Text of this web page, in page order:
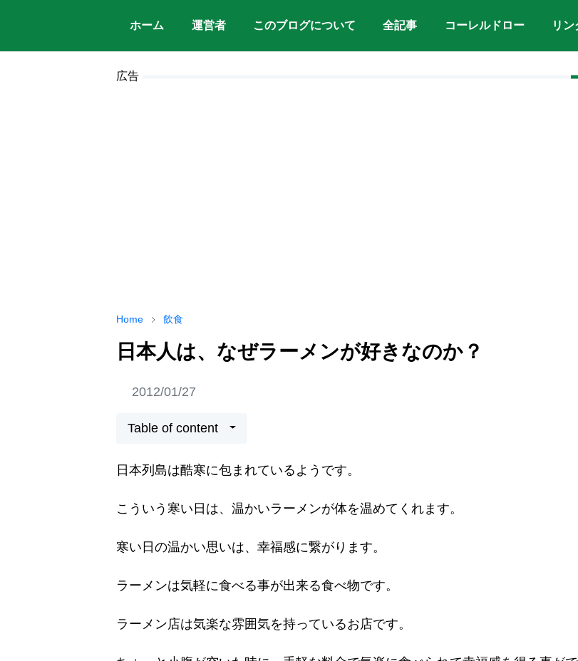
ホーム 運営者 このブログについて 全記事 コーレルドロー リン
広告
Home 飲食
日本人は、なぜラーメンが好きなのか？
2012/01/27
Table of content
日本列島は酷寒に包まれているようです。
こういう寒い日は、温かいラーメンが体を温めてくれます。
寒い日の温かい思いは、幸福感に繋がります。
ラーメンは気軽に食べる事が出来る食べ物です。
ラーメン店は気楽な雰囲気を持っているお店です。